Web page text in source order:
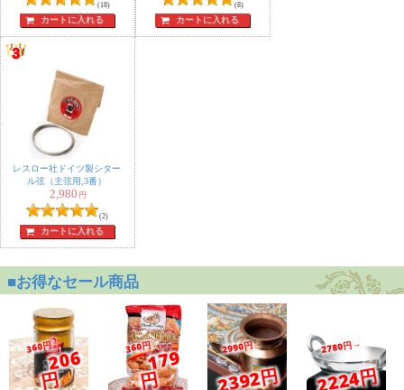
(18)
カートに入れる
(8)
カートに入れる
レスロー社ドイツ製シター
ル弦（主弦用,3番）
2,980 円
(2)
カートに入れる